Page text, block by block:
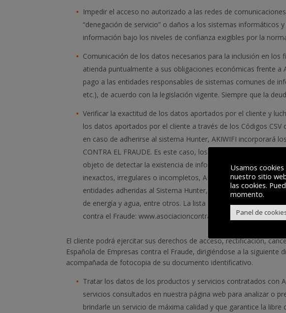
Impedir el acceso no autorizado a las redes de
“denegación de servicio” o daños a los sistemas informáticos
información bajo los niveles de confianza exigibles por la
Comunicación de los datos necesarios para la inclusión en
atienda puntualmente a sus obligaciones económicas frente
pago a las entidades responsables de sistemas comunes de
etc.), de acuerdo con la legislación vigente. Siempre que la
Verificar la exactitud de los datos aportados por el cliente y
los datos aportados por el cliente a través de los Códigos
en caso de adherirse al sistema Hunter, AKIWIFI incorporará
CONTRA EL FRAUDE. Es este caso, los datos serán
objeto de detectar la existencia de información
inexactos, irregulares o incompletos, AKIWIFI estudiará más
entidades adheridas al Sistema Hunter, pertenecientes al
de energía y agua, entre otros. La lista de entidades
contra el Fraude: www.asociacioncontraelfraude.org.
El cliente podrá ejercitar sus derechos de acceso, rectificación,
Española de Empresas contra el Fraude, dirigiéndose a la
acompañada de fotocopia de su documento identificativo.
Tratar los datos de los productos y servicios contratados con
servicios consultados en nuestra página web para analizar o
brindarle un servicio de máxima calidad y que garantice la
Usamos
nuestro sitio
las cookies.
momento.
Panel de